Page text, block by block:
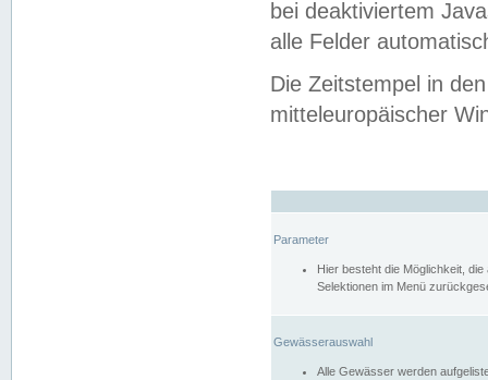
bei deaktiviertem
alle Felder
Die Zeitstempel in
mitteleuropäischer
Parameter
Hier besteht die Möglichkeit,
Selektionen im Menü
Gewässerauswahl
Alle Gewässer werden